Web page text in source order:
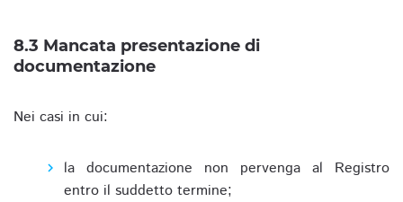
8.3 Mancata presentazione di
documentazione
Nei casi in cui:
la documentazione non pervenga al Registro
entro il suddetto termine;